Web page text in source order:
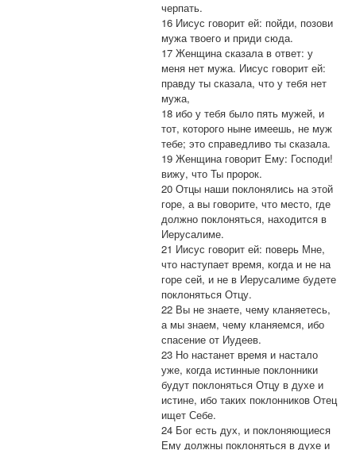
черпать.
16 Иисус говорит ей: пойди, позови
мужа твоего и приди сюда.
17 Женщина сказала в ответ: у
меня нет мужа. Иисус говорит ей:
правду ты сказала, что у тебя нет
мужа,
18 ибо у тебя было пять мужей, и
тот, которого ныне имеешь, не муж
тебе; это справедливо ты сказала.
19 Женщина говорит Ему: Господи!
вижу, что Ты пророк.
20 Отцы наши поклонялись на этой
горе, а вы говорите, что место, где
должно поклоняться, находится в
Иерусалиме.
21 Иисус говорит ей: поверь Мне,
что наступает время, когда и не на
горе сей, и не в Иерусалиме будете
поклоняться Отцу.
22 Вы не знаете, чему кланяетесь,
а мы знаем, чему кланяемся, ибо
спасение от Иудеев.
23 Но настанет время и настало
уже, когда истинные поклонники
будут поклоняться Отцу в духе и
истине, ибо таких поклонников Отец
ищет Себе.
24 Бог есть дух, и поклоняющиеся
Ему должны поклоняться в духе и